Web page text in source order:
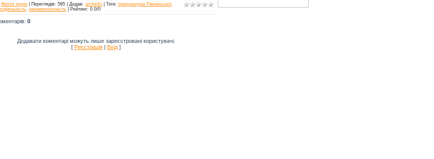
Життя групи Переглядів: 595 | Додав: archinfo Теги: прокуратура Рівненської
некомпетентність Рейтинг: 0.0/0
: 0
Додавати коментарі можуть лише зареєстровані користувачі.
[ Реєстрація | Вхід ]